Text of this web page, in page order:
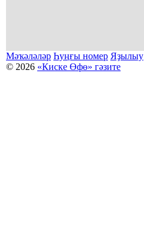
Мәҡәләләр Һуңғы номер Яҙылыу
© 2026 «Киске Өфө» гәзите